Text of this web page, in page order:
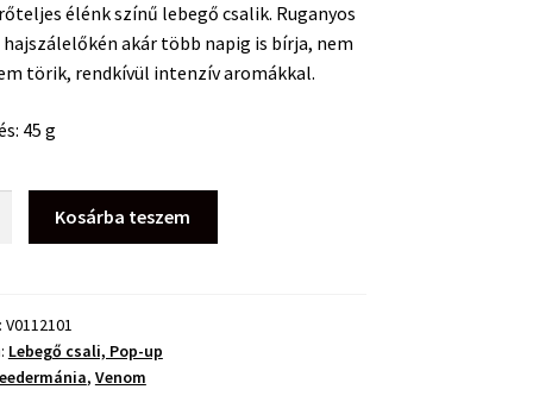
élénk színű lebegő csalik. Ruganyos
hajszálelőkén akár több napig is bírja, nem
törik, rendkívül intenzív aromákkal.
45 g
Kosárba teszem
V0112101
Lebegő csali, Pop-up
, Venom